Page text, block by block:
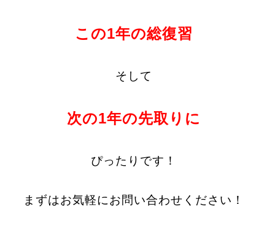
この1年の総復習
そして
次の1年の先取りに
ぴったりです！
まずはお気軽にお問い合わせください！